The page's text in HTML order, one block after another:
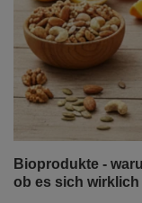
Bioprodukte -
ob es sich